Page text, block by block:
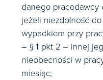
danego
jeżeli niezdolność
wypadkiem przy
– § 1 pkt 2 – innej
nieobecności w
miesiąc;